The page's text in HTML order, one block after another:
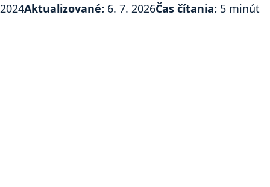
2024Aktualizované: 6. 7. 2026Čas čítania: 5 minút